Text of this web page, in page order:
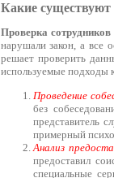
Какие существуют
Проверка
нарушали закон, а все
решает проверить
используемые подходы
Проведение
без
представитель
примерный
Анализ
предоставил
специальные